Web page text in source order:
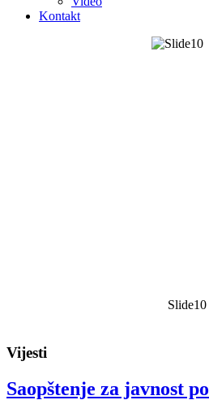
Kontakt
Slide10
Vijesti
Saopštenje za javnost